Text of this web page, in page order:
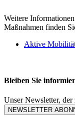
Weitere
Maßnahmen finden
Aktive
Bleiben Sie
Unser Newsletter, der
NEWSLETTER